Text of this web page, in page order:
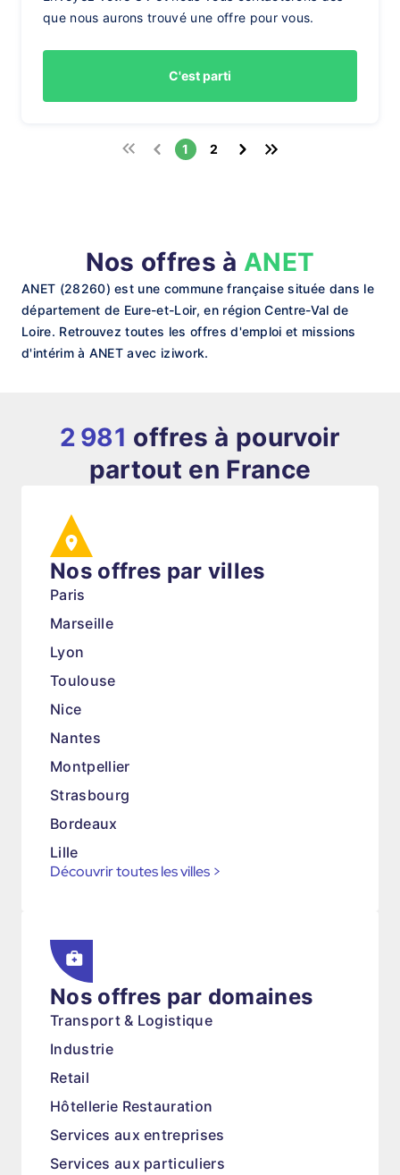
que nous aurons trouvé une offre pour vous.
C'est parti
1 2
Nos offres à ANET
ANET (28260) est une commune française située dans le
département de Eure-et-Loir, en région Centre-Val de
Loire. Retrouvez toutes les offres d'emploi et missions
d'intérim à ANET avec iziwork.
2 981 offres à pourvoir
partout en France
Nos offres par villes
Paris
Marseille
Lyon
Toulouse
Nice
Nantes
Montpellier
Strasbourg
Bordeaux
Lille
Découvrir toutes les villes >
Nos offres par domaines
Transport & Logistique
Industrie
Retail
Hôtellerie Restauration
Services aux entreprises
Services aux particuliers